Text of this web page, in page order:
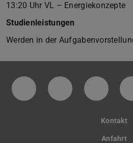
13:20 Uhr VL – Energiekonzepte
Studienleistungen
Werden in der
Facebookseite des
Instagram-
Kontakt
Anfahrt